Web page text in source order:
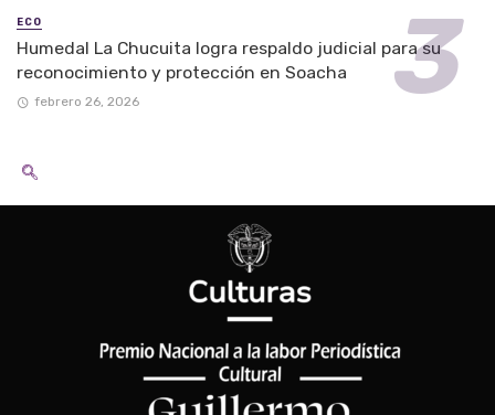
ECO
Humedal La Chucuita logra respaldo judicial para su
reconocimiento y protección en Soacha
febrero 26, 2026